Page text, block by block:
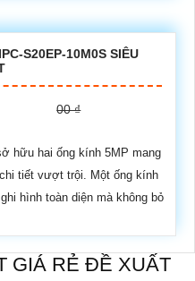
S20EP-10M0S SIÊU
00 ₫
hữu hai ống kính 5MP mang
tiết vượt trội. Một ống kính
hình toàn diện mà không bỏ
GIÁ RẺ ĐỀ XUẤT